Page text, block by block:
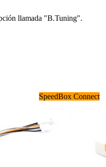
llamada "B.Tuning".
SpeedBox Connect